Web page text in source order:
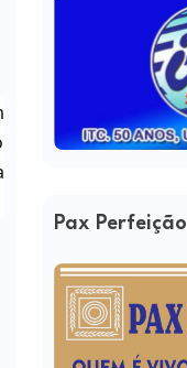
Pax Perfeição